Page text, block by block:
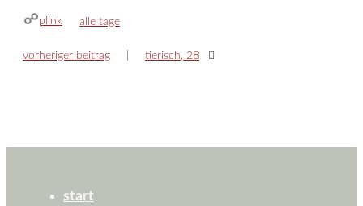
plink kategorien
alle tage
vorheriger beitrag tierisch, 28
start